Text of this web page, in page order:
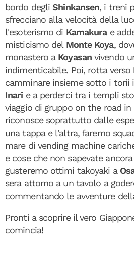
bordo degliShinkansen, i treni
sfrecciano alla velocità della
l'esoterismo di Kamakura e
misticismo del Monte Koya,
monastero a Koyasanvivendo
indimenticabile. Poi, rotta verso
camminare insieme sotto i torii
Inari e a perderci tra i templi
viaggio di gruppo on the road in
riconosce soprattutto dalle
una tappa e l'altra, faremo
mare di vending machine
e cose che non sapevate
gusteremo ottimi takoyaki a
sera attorno a un tavolo a
commentando le avventure
Pronti a scoprire il vero
comincia!